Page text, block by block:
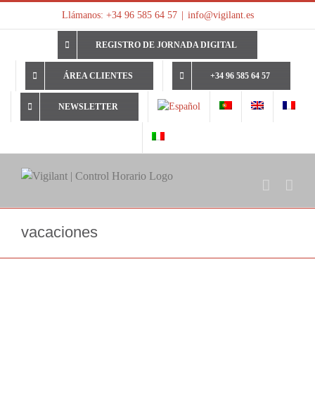
Llámanos: +34 96 585 64 57 info@vigilant.es
REGISTRO DE JORNADA DIGITAL
ÁREA CLIENTES +34 96 585 64 57
NEWSLETTER
vacaciones